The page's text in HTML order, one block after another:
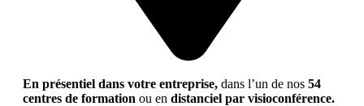
En présentiel dans votre entreprise, dans l’un de nos 54
centres de formation ou en distanciel par visioconférence.